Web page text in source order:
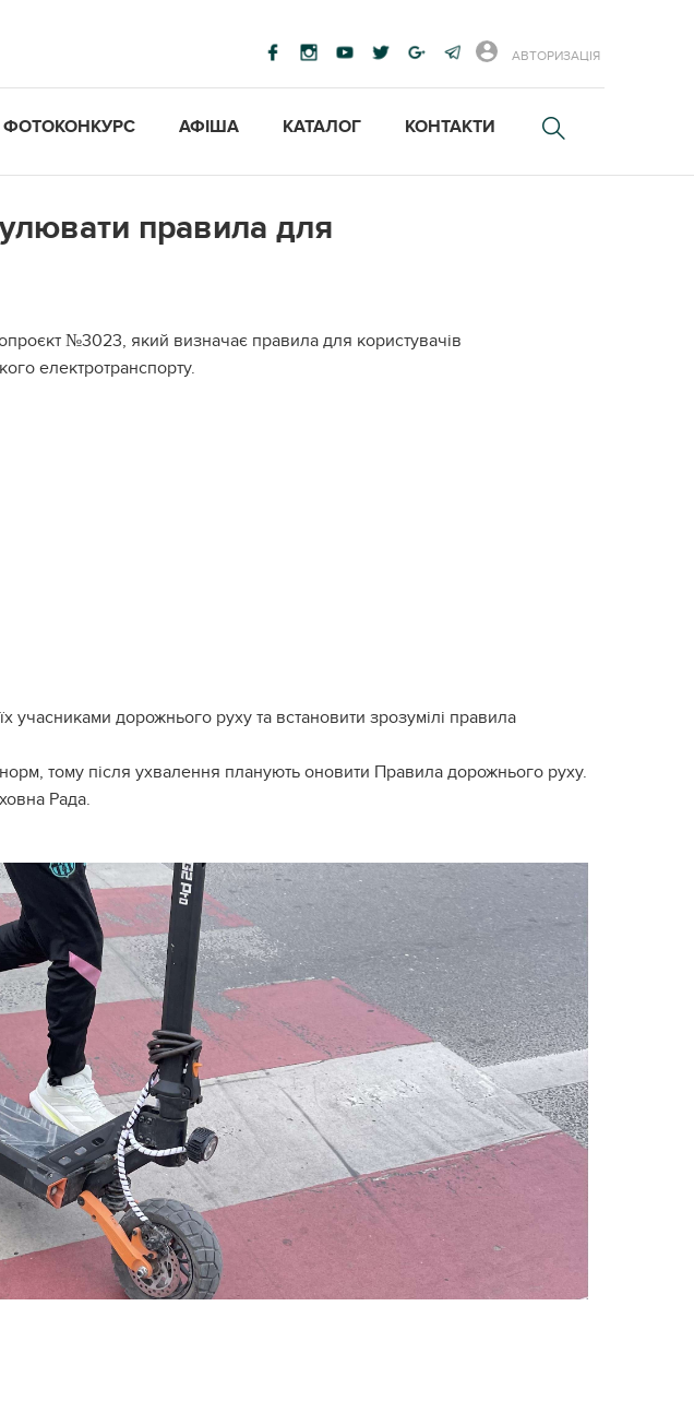
АВТОРИЗАЦІЯ
ФОТОКОНКУРС АФІША КАТАЛОГ КОНТАКТИ
правила для
№3023, який визначає правила для користувачів
електротранспорту.
учасниками дорожнього руху та встановити зрозумілі правила
норм, тому після ухвалення планують оновити Правила дорожнього руху.
Рада.